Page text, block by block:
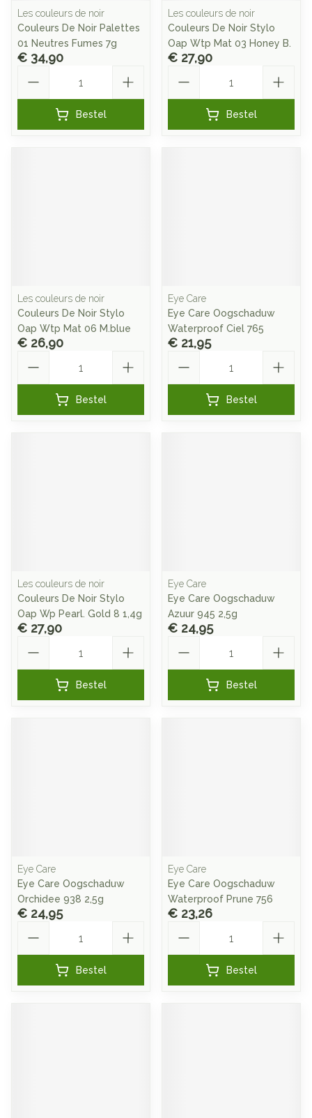
Les couleurs de noir
Couleurs De Noir Palettes
01 Neutres Fumes 7g
€ 34,90
Bestel
Les couleurs de noir
Couleurs De Noir Stylo
Oap Wtp Mat 03 Honey B.
€ 27,90
Bestel
Les couleurs de noir
Couleurs De Noir Stylo
Oap Wtp Mat 06 M.blue
€ 26,90
Bestel
Eye Care
Eye Care Oogschaduw
Waterproof Ciel 765
€ 21,95
Bestel
Les couleurs de noir
Couleurs De Noir Stylo
Oap Wp Pearl. Gold 8 1,4g
€ 27,90
Bestel
Eye Care
Eye Care Oogschaduw
Azuur 945 2,5g
€ 24,95
Bestel
Eye Care
Eye Care Oogschaduw
Orchidee 938 2,5g
€ 24,95
Bestel
Eye Care
Eye Care Oogschaduw
Waterproof Prune 756
€ 23,26
Bestel